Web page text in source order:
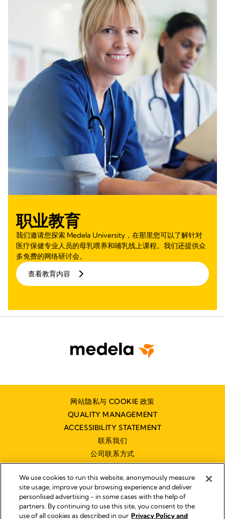
职业教育
我们邀请您探索 Medela University，在那里您可以了解针对
医疗保健专业人员的母乳喂养和哺乳线上课程。我们还提供众
多免费的网络研讨会。
查看教育内容
网站隐私与 COOKIE 政策
QUALITY MANAGEMENT
ACCESSIBILITY STATEMENT
联系我们
公司联系方式
Impressum
We use cookies to run this website, anonymously measure
site usage, improve your browsing experience and deliver
personlised advertising - in some cases with the help of
partners. By continuing to use this site, you consent to the
use of all cookies as described in our Privacy Policy and